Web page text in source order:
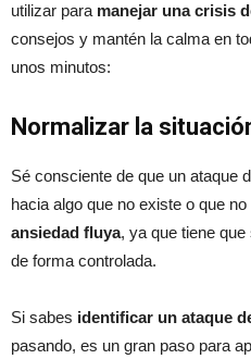
utilizar para manejar una crisis
consejos y mantén la calma en
unos minutos:
Normalizar la
Sé consciente de que un ataque
hacia algo que no existe o que
ansiedad fluya, ya que tiene
de forma controlada.
Si sabes identificar un ataque
pasando, es un gran paso para